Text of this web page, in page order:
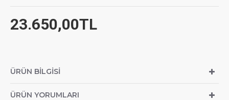
23.650,00TL
ÜRÜN BILGISI
ÜRÜN YORUMLARI